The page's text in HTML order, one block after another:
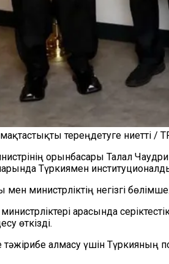
тереңдетуге ниетті /
орынбасары Талал
Түркиямен
мен министрліктің негізгі
арасында
өткізді.
тәжірибе алмасу үшін Түркияның